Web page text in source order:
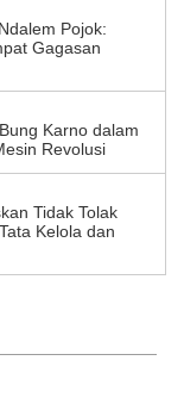
Pojok:
Gagasan
Karno dalam
Revolusi
Tidak Tolak
Kelola dan